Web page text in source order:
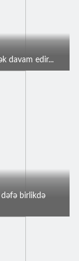
davam edir...
birlikdə